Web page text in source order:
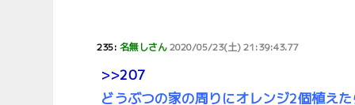
235:名無しさん2020/05/23(土) 21:39:43.77
>>207
どうぶつの家の周りにオレンジ2個植えた